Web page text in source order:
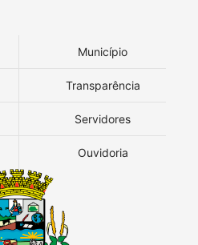
Município
Transparência
Servidores
Ouvidoria